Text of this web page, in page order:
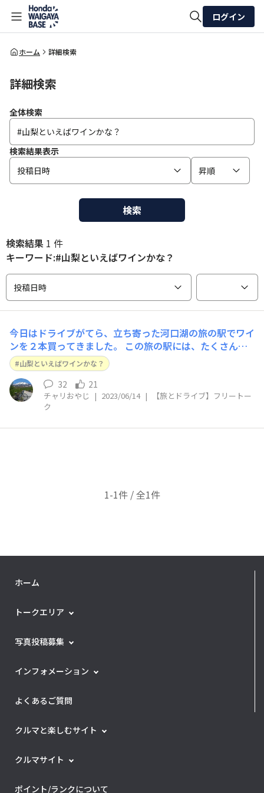
全体検索
ログイン
ホーム 詳細検索
詳細検索
全体検索
検索結果表示
投稿日時
昇順
検索
検索結果 1 件
キーワード:#山梨といえばワインかな？
投稿日時
今日はドライブがてら、立ち寄った河口湖の旅の駅でワイ
ンを２本買ってきました。 この旅の駅には、たくさんの
種類のワインが置いてありますが、私はワインの味はわか
らないので、同じ醸造会社の安い赤白セットにしました。
今から開けるのが楽しみです。
山梨といえばワインかな？
32 21
チャリおやじ | 2023/06/14 |
【旅とドライブ】フリートー
ク
1-1件 / 全1件
ホーム
トークエリア
写真投稿募集
インフォメーション
よくあるご質問
クルマと楽しむサイト
クルマサイト
ポイント/ランクについて